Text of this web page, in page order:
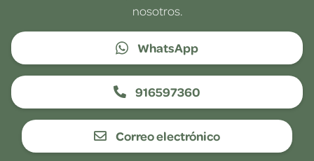
nosotros.
WhatsApp
916597360
Correo electrónico